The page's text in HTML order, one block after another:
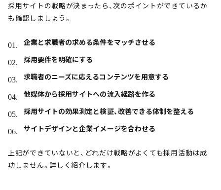
採用サイトの戦略が決まったら、次のポイントができているか
も確認しましょう。
企業と求職者の求める条件をマッチさせる
採用要件を明確にする
求職者のニーズに応えるコンテンツを用意する
他媒体から採用サイトへの流入経路を作る
採用サイトの効果測定と検証、改善できる体制を整える
サイトデザインと企業イメージを合わせる
上記ができていないと、どれだけ戦略がよくても採用活動は成
功しません。詳しく紹介します。